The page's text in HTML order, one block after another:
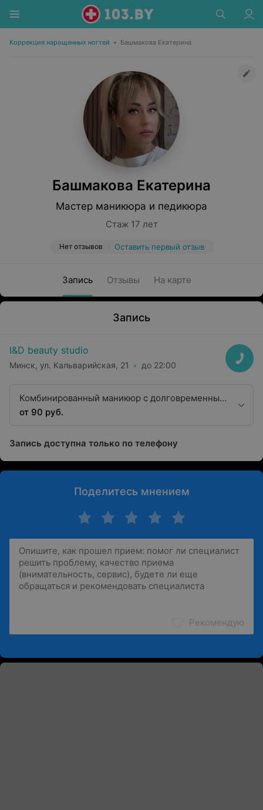
Коррекция нарощенных ногтей • Башмакова Екатерина
Башмакова Екатерина
Мастер маникюра и педикюра
Стаж 17 лет
Нет отзывов Оставить первый отзыв
Запись Отзывы На карте
Запись
I&D beauty studio
Минск, ул. Кальварийская, 21 до 22:00
Комбинированный маникюр с долговременным
покрытием однотонным
от 90 руб.
Запись доступна только по телефону
Поделитесь мнением
Рекомендую